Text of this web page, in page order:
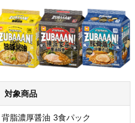
対象商品
脂濃厚醤油 3食パック